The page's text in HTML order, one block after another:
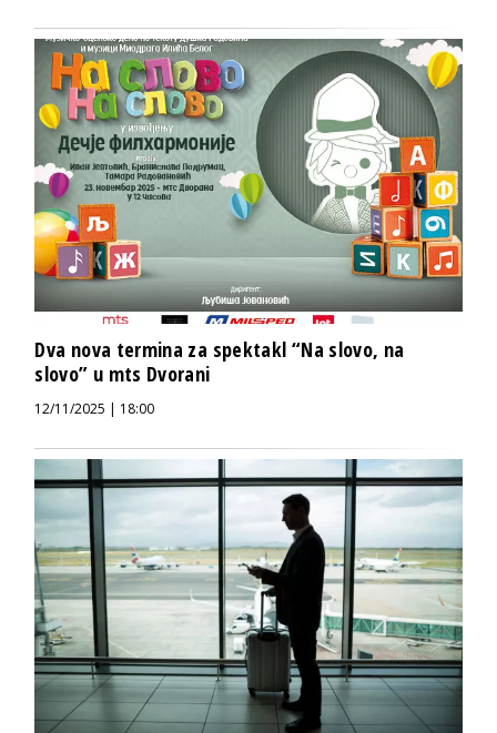
Dva nova termina za spektakl “Na slovo, na
slovo” u mts Dvorani
12/11/2025 | 18:00